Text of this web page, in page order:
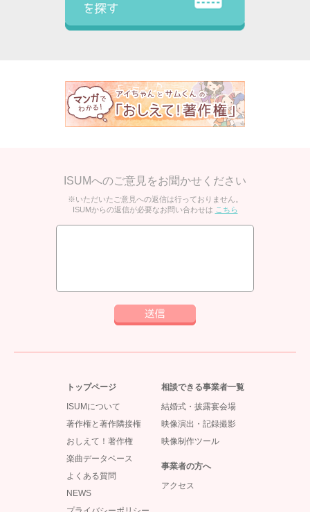
ISUMへのご意見をお聞かせください
※いただいたご意見への返信は行っておりません。
ISUMからの返信が必要なお問い合わせは こちら
トップページ
ISUMについて
著作権と著作隣接権
おしえて！著作権
楽曲データベース
よくある質問
NEWS
相談できる事業者一覧
結婚式・披露宴会場
映像演出・記録撮影
映像制作ツール
事業者の方へ
アクセス